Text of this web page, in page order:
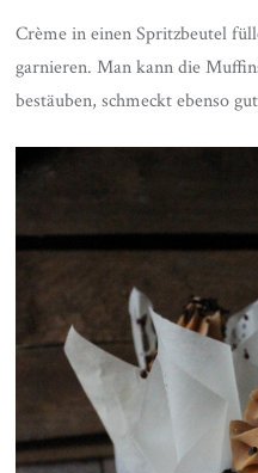
Crème in einen Spritzbeutel
garnieren. Man kann die
bestäuben, schmeckt ebenso